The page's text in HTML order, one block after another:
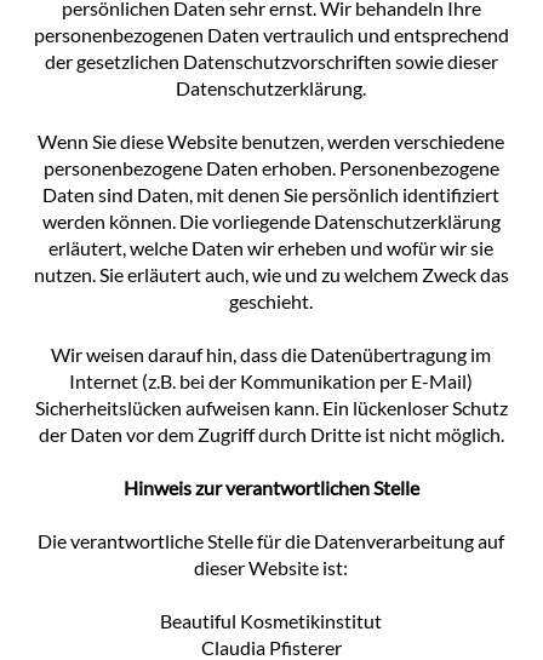
persönlichen Daten sehr ernst. Wir behandeln Ihre
personenbezogenen Daten vertraulich und entsprechend
der gesetzlichen Datenschutzvorschriften sowie dieser
Datenschutzerklärung.
Wenn Sie diese Website benutzen, werden verschiedene
personenbezogene Daten erhoben. Personenbezogene
Daten sind Daten, mit denen Sie persönlich identifiziert
werden können. Die vorliegende Datenschutzerklärung
erläutert, welche Daten wir erheben und wofür wir sie
nutzen. Sie erläutert auch, wie und zu welchem Zweck das
geschieht.
Wir weisen darauf hin, dass die Datenübertragung im
Internet (z.B. bei der Kommunikation per E-Mail)
Sicherheitslücken aufweisen kann. Ein lückenloser Schutz
der Daten vor dem Zugriff durch Dritte ist nicht möglich.
Hinweis zur verantwortlichen Stelle
Die verantwortliche Stelle für die Datenverarbeitung auf
dieser Website ist:
Beautiful Kosmetikinstitut
Claudia Pfisterer